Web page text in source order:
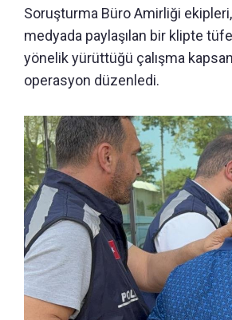
Soruşturma Büro Amirliği
medyada paylaşılan bir klipte
yönelik yürüttüğü çalışma
operasyon düzenledi.